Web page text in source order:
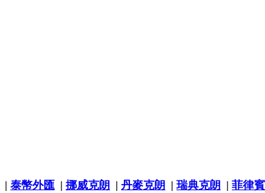
| 泰幣外匯 | 挪威克朗 | 丹麥克朗 | 瑞典克朗 | 菲律賓